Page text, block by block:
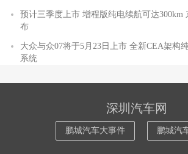
预计三季度上市 增程版纯电续航可达300km
布
大众与众07将于5月23日上市 全新CEA架构
系统
深圳汽车网
鹏城汽车大事件 鹏城汽